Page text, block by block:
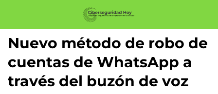
Nuevo método de robo de
cuentas de WhatsApp a
través del buzón de voz